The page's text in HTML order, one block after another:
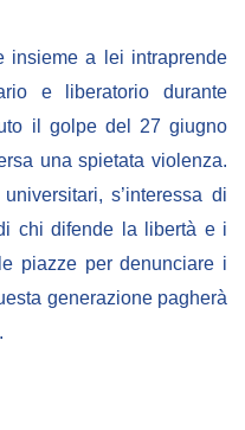
insieme a lei intraprende
e liberatorio durante
il golpe del 27 giugno
una spietata violenza.
s’interessa di
chi difende la libertà e i
piazze per denunciare i
generazione pagherà